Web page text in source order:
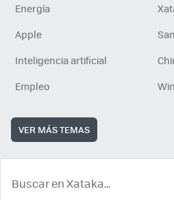
Energía
Apple
Inteligencia artificial
Empleo
VER MÁS TEMAS